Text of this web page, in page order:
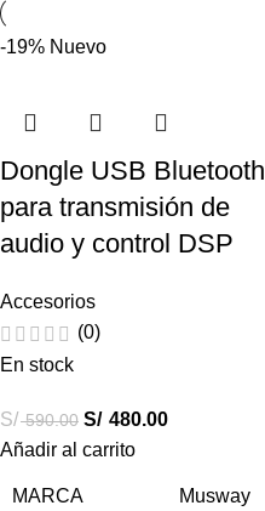
-19% Nuevo
Dongle USB Bluetooth
para transmisión de
audio y control DSP
Accesorios
(0)
En stock
S/590.00 S/ 480.00
Añadir al carrito
MARCA Musway